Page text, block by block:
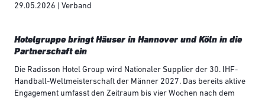
29.05.2026 | Verband
Hotelgruppe bringt Häuser in Hannover und Köln in die
Partnerschaft ein
Die Radisson Hotel Group wird Nationaler Supplier der 30. IHF-
Handball-Weltmeisterschaft der Männer 2027. Das bereits aktive
Engagement umfasst den Zeitraum bis vier Wochen nach dem